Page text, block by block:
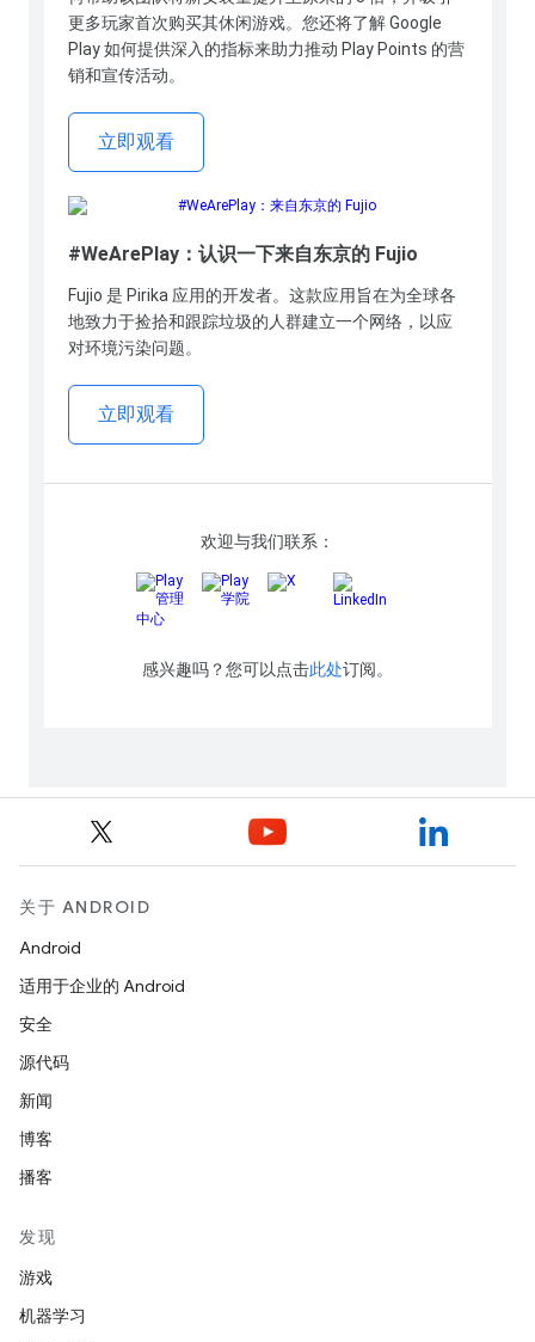
关于 ANDROID
Android
适用于企业的 Android
安全
源代码
新闻
博客
播客
发现
游戏
机器学习